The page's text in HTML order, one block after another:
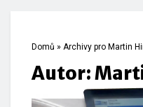
Domů » Archivy pro Martin
Autor: